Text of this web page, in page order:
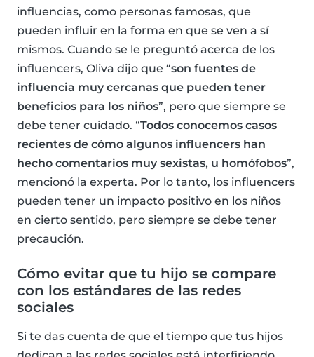
influencias, como personas famosas, que
pueden influir en la forma en que se ven a sí
mismos. Cuando se le preguntó acerca de los
influencers, Oliva dijo que “son fuentes de
influencia muy cercanas que pueden tener
beneficios para los niños”, pero que siempre se
debe tener cuidado. “Todos conocemos casos
recientes de cómo algunos influencers han
hecho comentarios muy sexistas, u homófobos”,
mencionó la experta. Por lo tanto, los influencers
pueden tener un impacto positivo en los niños
en cierto sentido, pero siempre se debe tener
precaución.
Cómo evitar que tu hijo se compare
con los estándares de las redes
sociales
Si te das cuenta de que el tiempo que tus hijos